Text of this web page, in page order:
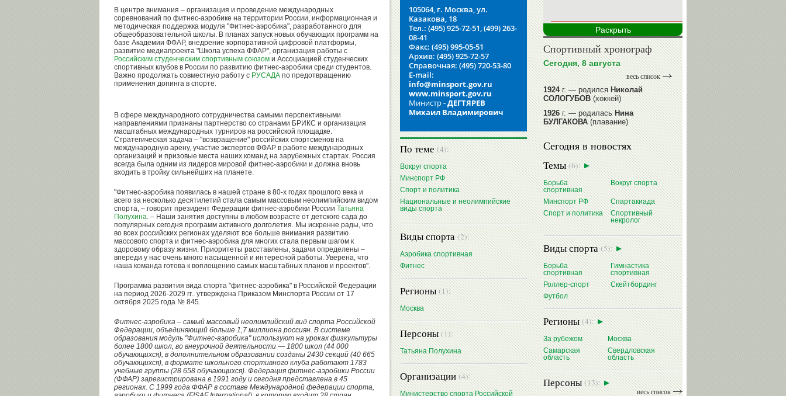
В центре внимания – организация и проведение международных
соревнований по фитнес-аэробике на территории России, информационная и
методическая поддержка модуля "Фитнес-аэробика", разработанного для
общеобразовательной школы. В планах запуск новых обучающих программ на
базе Академии ФФАР, внедрение корпоративной цифровой платформы,
развитие медиапроекта "Школа успеха ФФАР", организация работы с
Российским студенческим спортивным союзом и Ассоциацией студенческих
спортивных клубов в России по развитию фитнес-аэробики среди студентов.
Важно продолжать совместную работу с РУСАДА по предотвращению
применения допинга в спорте.
В сфере международного сотрудничества самыми перспективными
направлениями признаны партнерство со странами БРИКС и организация
масштабных международных турниров на российской площадке.
Стратегическая задача – "возвращение" российских спортсменов на
международную арену, участие экспертов ФФАР в работе международных
организаций и призовые места наших команд на зарубежных стартах. Россия
всегда была одним из лидеров мировой фитнес-аэробики и должна вновь
входить в тройку сильнейших на планете.
"Фитнес-аэробика появилась в нашей стране в 80-х годах прошлого века и
всего за несколько десятилетий стала самым массовым неолимпийским видом
спорта, – говорит президент Федерации фитнес-аэробики России Татьяна
Полухина. – Наши занятия доступны в любом возрасте от детского сада до
популярных сегодня программ активного долголетия. Мы искренне рады, что
во всех российских регионах уделяют все больше внимания развитию
массового спорта и фитнес-аэробика для многих стала первым шагом к
здоровому образу жизни. Приоритеты расставлены, задачи определены –
впереди у нас очень много насыщенной и интересной работы. Уверена, что
наша команда готова к воплощению самых масштабных планов и проектов".
Программа развития вида спорта "фитнес-аэробика" в Российской Федерации
на период 2026-2029 гг.. утверждена Приказом Минспорта России от 17
октября 2025 года № 845.
Фитнес-аэробика – самый массовый неолимпийский вид спорта Российской
Федерации, объединяющий больше 1,7 миллиона россиян. В системе
образования модуль "Фитнес-аэробика" используют на уроках физкультуры
более 1800 школ, во внеурочной деятельности — 1800 школ (44 000
обучающихся), в дополнительном образовании созданы 2430 секций (40 665
обучающихся), в формате школьного спортивного клуба работают 1783
учебные группы (28 658 обучающихся). Федерация фитнес-аэробики России
(ФФАР) зарегистрирована в 1991 году и сегодня представлена в 45
регионах. С 1999 года ФФАР в составе Международной федерации спорта,
105064, г. Москва, ул.
Казакова, 18
Тел.: (495) 925-72-51, (499) 263-
08-41
Факс: (495) 995-05-51
Архив: (495) 925-72-57
Справочная: (495) 720-53-80
E-mail:
info@minsport.gov.ru
www.minsport.gov.ru
Министр -ДЕГТЯРЕВ
Михаил Владимирович
По теме(4):
Вокруг спорта
Минспорт РФ
Спорт и политика
Национальные и неолимпийские
виды спорта
Виды спорта(2):
Аэробика спортивная
Фитнес
Регионы(1):
Москва
Персоны(1):
Татьяна Полухина
Организации(4):
Министерство спорта Российской
Раскрыть
Спортивный хронограф
Сегодня, 8 августа
весь список
1924г. — родилсяНиколай
СОЛОГУБОВ(хоккей)
1926г. — родиласьНина
БУЛГАКОВА(плавание)
1941г. — родиласьРавиля
ПРОКОПЕНКО (САЛИМОВА)
(баскетбол)
1964г. — родилсяНиколай
ЖУРАВСКИЙ(гребля на байдарках
и каноэ)
1964г. — родилсяЮрий ХМЫЛЕВ
(хоккей)
читать далее
Сегодня в новостях
Темы(6):
Борьба
спортивная
Вокруг спорта
Минспорт РФ
Спартакиада
Спорт и политика
Спортивный
некролог
Виды спорта(5):
Борьба
спортивная
Гимнастика
спортивная
Роллер-спорт
Скейтбординг
Футбол
Регионы(4):
За рубежом
Москва
Самарская
область
Свердловская
область
Персоны(13):
весь список